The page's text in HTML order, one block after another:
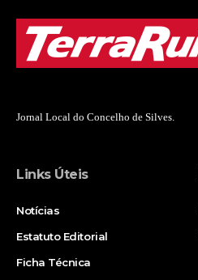
Jornal Local do Concelho de Silves.
Links Úteis
Notícias
Estatuto Editorial
Ficha Técnica